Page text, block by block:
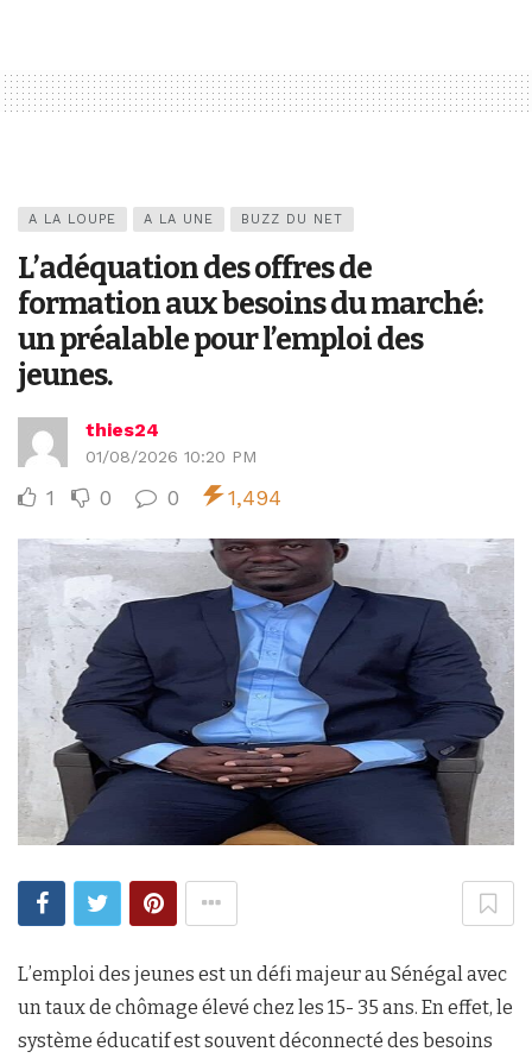
A LA LOUPE A LA UNE BUZZ DU NET
L’adéquation des offres de
formation aux besoins du marché:
un préalable pour l’emploi des
jeunes.
thies24
01/08/2026 10:20 PM
1 0 0 1,494
L’emploi des jeunes est un défi majeur au Sénégal avec
un taux de chômage élevé chez les 15- 35 ans. En effet, le
système éducatif est souvent déconnecté des besoins